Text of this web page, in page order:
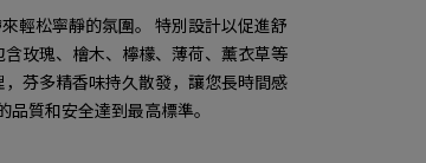
輕松寧靜的氛圍。 特別設計以促進舒
玫瑰、檜木、檸檬、薄荷、薰衣草等
芬多精香味持久散發，讓您長時間感
質和安全達到最高標準。